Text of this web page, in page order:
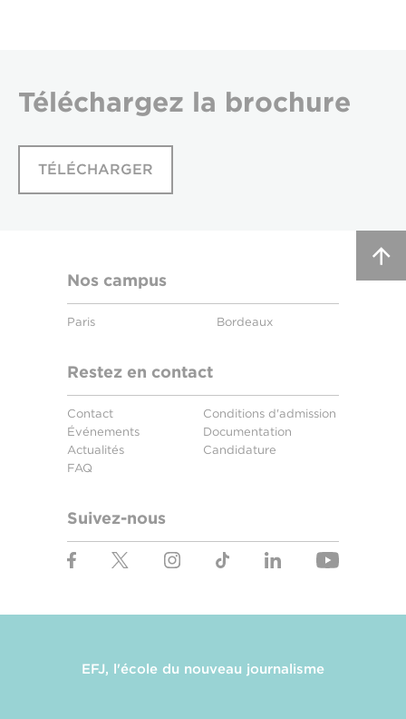
Téléchargez la brochure
TÉLÉCHARGER
Nos campus
Paris Bordeaux
Restez en contact
Contact
Événements
Actualités
FAQ
Conditions d'admission
Documentation
Candidature
Suivez-nous
EFJ, l'école du nouveau journalisme